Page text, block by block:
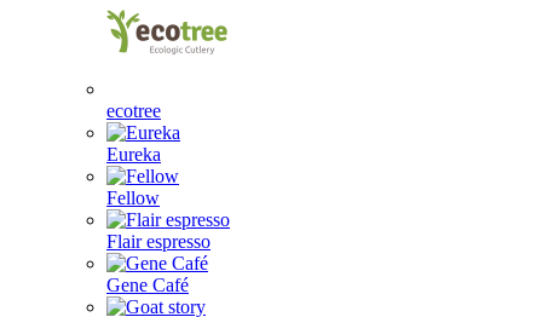
ecotree
Eureka
Fellow
Flair espresso
Gene Café